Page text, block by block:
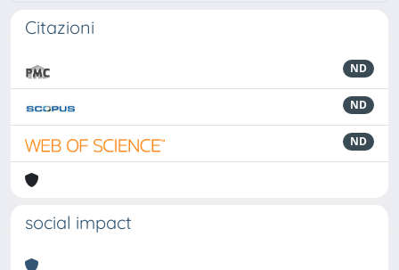
Citazioni
ND
ND
ND
social impact